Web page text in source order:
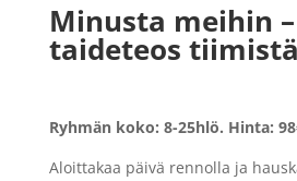
Minusta meihin
taideteos tiimistä
Ryhmän koko: 8-25hlö. Hinta:
Aloittakaa päivä rennolla ja